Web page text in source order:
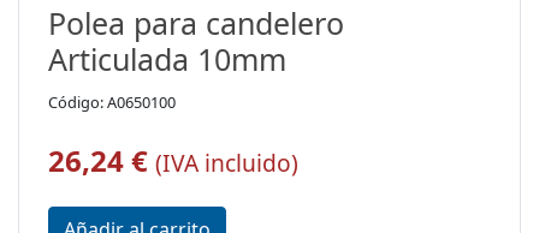
Polea para candelero
Articulada 10mm
Código: A0650100
26,24 € (IVA incluido)